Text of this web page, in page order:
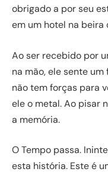
obrigado a por seu
em um hotel na beira
Ao ser recebido por
na mão, ele sente
não tem forças para
ele o metal. Ao pisar
a memória.
O Tempo passa.
esta história. Este é